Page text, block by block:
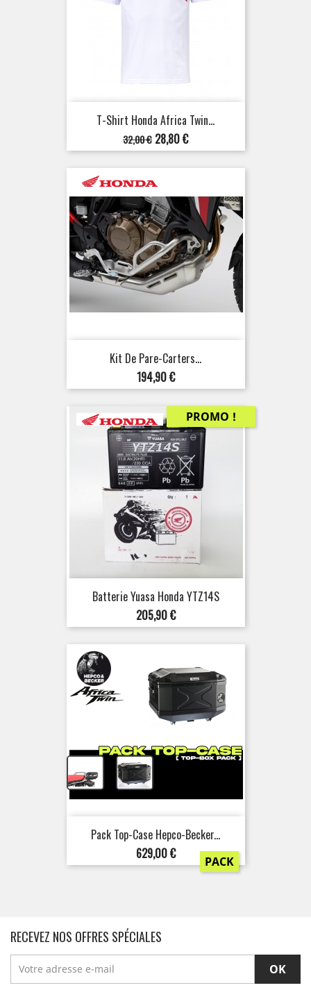
T-Shirt Honda Africa Twin...
Prix
de
base
32,00 € Prix
28,80 €
Kit De Pare-Carters...
Prix
194,90 €
Batterie Yuasa Honda YTZ14S
Prix
205,90 €
PROMO !
Pack Top-Case Hepco-Becker...
Prix
629,00 € PACK
RECEVEZ NOS OFFRES SPÉCIALES